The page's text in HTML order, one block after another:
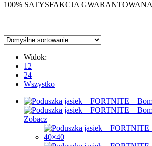
100% SATYSFAKCJA GWARANTOWANA
Widok:
12
24
Wszystko
Zobacz